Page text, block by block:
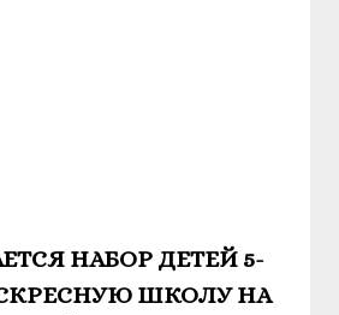
НАБОР ДЕТЕЙ 5-
ШКОЛУ НА